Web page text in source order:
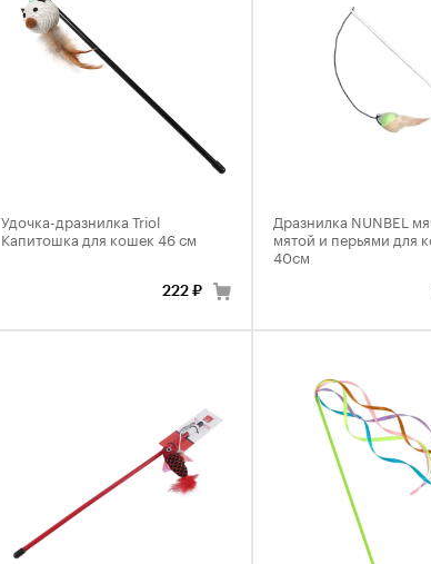
Удочка-дразнилка Triol
Капитошка для кошек 46 см
222 ₽
Дразнилка NUNBEL
мятой и перьями для
40см